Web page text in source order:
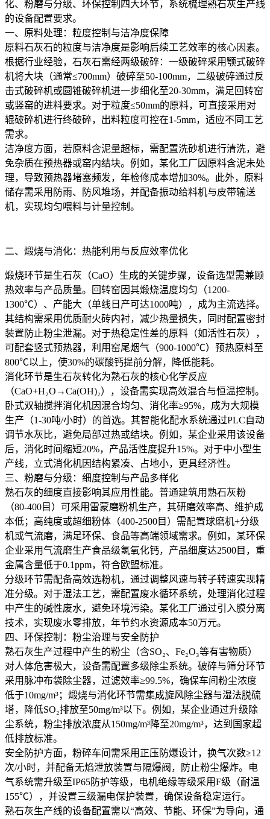
化、粉磨与分级、环保控制四大环节，系统梳理熟石灰生产线
的设备配置要求。
一、原料处理：粒度控制与洁净度保障
原料石灰石的粒度与洁净度是影响后续工艺效率的核心因素。
根据行业经验，石灰石需经两级破碎：一级破碎采用颚式破碎
机将大块（通常≤700mm）破碎至50-100mm，二级破碎通过反
击式破碎机或圆锥破碎机进一步细化至20-30mm，满足回转窑
或竖窑的进料要求。对于粒度≤50mm的原料，可直接采用对
辊破碎机进行终破碎，出料粒度可控在1-5mm，适应不同工艺
需求。
洁净度方面，若原料含泥量超标，需配置洗砂机进行清洗，避
免杂质在预热器或窑内结块。例如，某化工厂因原料含泥未处
理，导致预热器堵塞频发，年检修成本增加30%。此外，原料
储存需采用防雨、防风堆场，并配备振动给料机与皮带输送
机，实现均匀喂料与计量控制。
二、煅烧与消化：热能利用与反应效率优化
煅烧环节是生石灰（CaO）生成的关键步骤，设备选型需兼顾
热效率与产品质量。回转窑因其煅烧温度均匀（1200-
1300℃）、产能大（单线日产可达1000吨），成为主流选择。
其结构需采用优质耐火砖内衬，减少热量损失，同时配置密封
装置防止粉尘泄漏。对于热稳定性差的原料（如活性石灰），
可配套竖式预热器，利用窑尾烟气（900-1000℃）预热原料至
800℃以上，使30%的碳酸钙提前分解，降低能耗。
消化环节是生石灰转化为熟石灰的核心化学反应
（CaO+H₂O→Ca(OH)₂），设备需实现高效混合与恒温控制。
卧式双轴搅拌消化机因混合均匀、消化率≥95%，成为大规模
生产（1-30吨/小时）的首选。其智能化配水系统通过PLC自动
调节水灰比，避免局部过热或结块。例如，某企业采用该设备
后，消化时间缩短20%，产品活性度提升15%。对于中小型生
产线，立式消化机因结构紧凑、占地小，更具经济性。
三、粉磨与分级：细度控制与产品多样化
熟石灰的细度直接影响其应用性能。普通建筑用熟石灰粉
（80-400目）可采用雷蒙磨粉机生产，其研磨效率高、维护成
本低；高纯度或超细粉体（400-2500目）需配置球磨机+分级
机或气流磨，满足环保、食品等高端领域需求。例如，某环保
企业采用气流磨生产食品级氢氧化钙，产品细度达2500目，重
金属含量低于0.1ppm，符合欧盟标准。
分级环节需配备高效选粉机，通过调整风速与转子转速实现精
准分级。对于湿法工艺，需配置废水循环系统，处理消化过程
中产生的碱性废水，避免环境污染。某化工厂通过引入膜分离
技术，实现废水零排放，年节约水资源成本50万元。
四、环保控制：粉尘治理与安全防护
熟石灰生产过程中产生的粉尘（含SO₂、Fe₂O₃等有害物质）
对人体危害极大，设备需配置多级除尘系统。破碎与筛分环节
采用脉冲布袋除尘器，过滤效率≥99.5%，确保车间粉尘浓度
低于10mg/m³；煅烧与消化环节需集成旋风除尘器与湿法脱硫
塔，降低SO₂排放至50mg/m³以下。例如，某企业通过升级除
尘系统，粉尘排放浓度从150mg/m³降至20mg/m³，达到国家超
低排放标准。
安全防护方面，粉碎车间需采用正压防爆设计，换气次数≥12
次/小时，并配备无焰泄放装置与隔爆阀，防止粉尘爆炸。电
气系统需升级至IP65防护等级，电机绝缘等级采用F级（耐温
155℃），并设置三级漏电保护装置，确保设备稳定运行。
熟石灰生产线的设备配置需以“高效、节能、环保”为导向，通